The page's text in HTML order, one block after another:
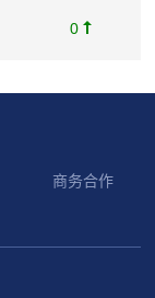
0
商务合作